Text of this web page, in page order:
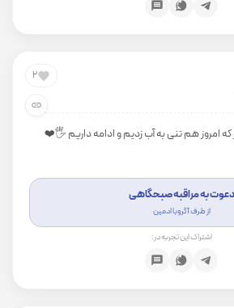
2
که امروز هم تنی به آب زدیم و ادامه داریم 🖐️❤️
دعوت به مراقبه صبحگاهی
از طرف آگروبا ادمین
اشتراک این تجربه در: